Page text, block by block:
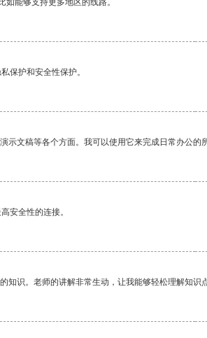
能够支持更多地区的线路。
保护和安全性保护。
示文稿等各个方面。我可以使用它来完成日常办公的
安全性的连接。
识。老师的讲解非常生动，让我能够轻松理解知识点